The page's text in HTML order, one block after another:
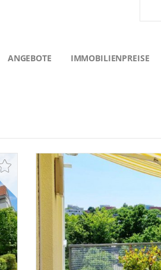
ANGEBOTE IMMOBILIENPREISE